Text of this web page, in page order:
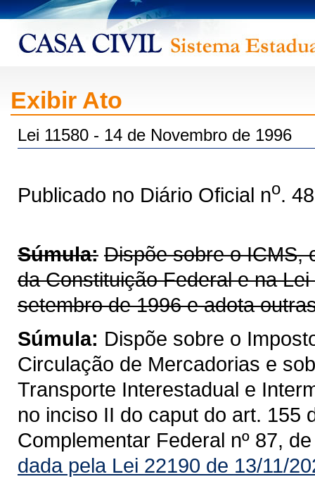
Exibir Ato
Lei 11580 - 14 de Novembro de 1996
Publicado no Diário Oficial no.
Súmula: Dispõe sobre o ICMS,
da Constituição Federal e na
setembro de 1996 e adota
Súmula: Dispõe sobre o
Circulação de Mercadorias e
Transporte Interestadual e
no inciso II do caput do art. 155
Complementar Federal nº 87,
dada pela Lei 22190 de 13/11/